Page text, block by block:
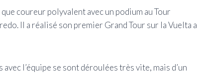
coureur polyvalent avec un podium au Tour
Il a réalisé son premier Grand Tour sur la Vuelta a
l’équipe se sont déroulées très vite, mais d’un